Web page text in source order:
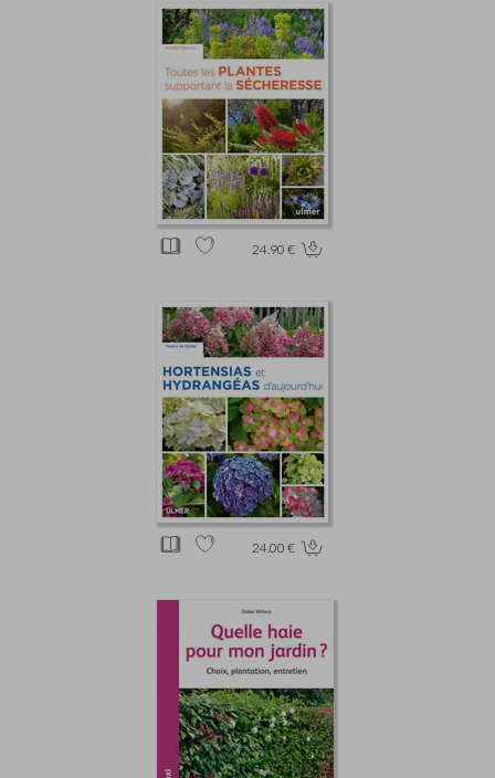
24.90 €
24.00 €